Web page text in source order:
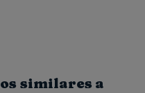
similares a